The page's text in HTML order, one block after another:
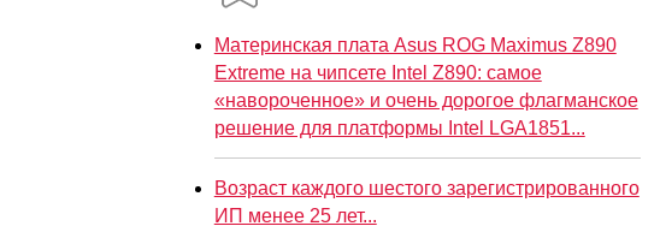
Материнская плата Asus ROG Maximus Z890
Extreme на чипсете Intel Z890: самое
«навороченное» и очень дорогое флагманское
решение для платформы Intel LGA1851...
Возраст каждого шестого зарегистрированного
ИП менее 25 лет...